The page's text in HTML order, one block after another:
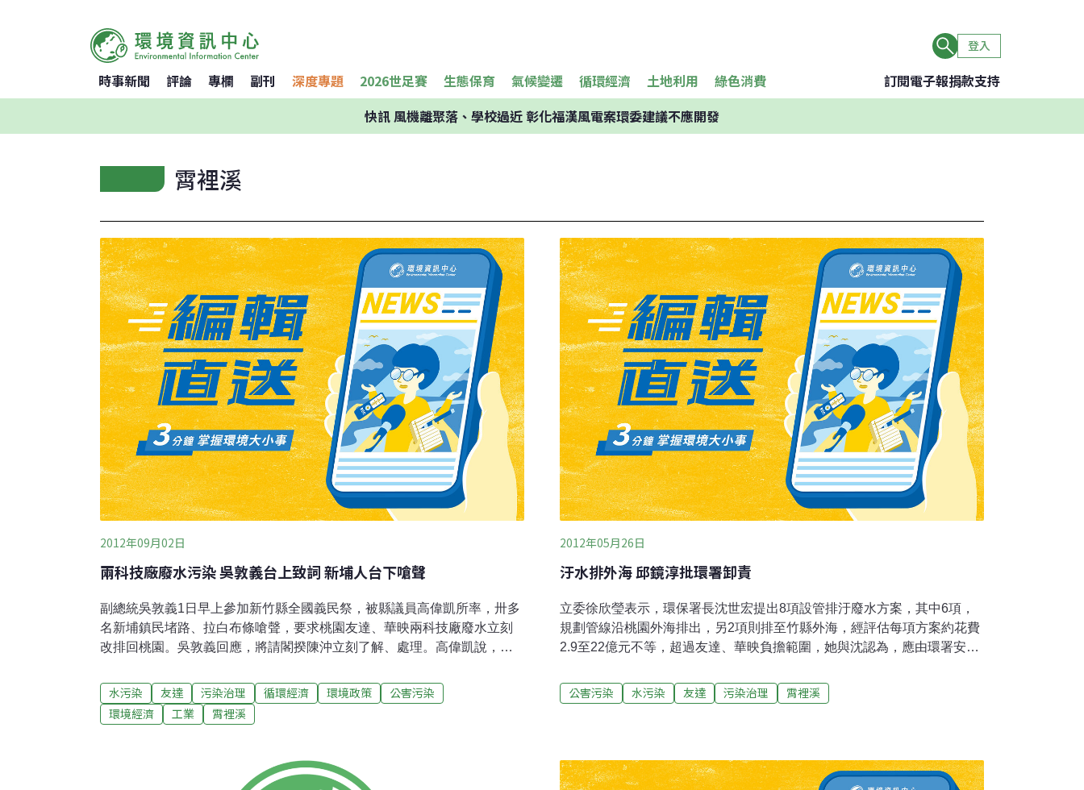
登入
時事新聞 評論 專欄 副刊 深度專題 2026世足賽 生態保育 氣候變遷 循環經濟 土地利用 綠色消費 訂閱電子報捐款支持
快訊風機離聚落、學校過近 彰化福漢風電案環委建議不應開發
霄裡溪
2012年09月02日
兩科技廠廢水污染 吳敦義台上致詞 新埔人台下嗆聲
副總統吳敦義1日早上參加新竹縣全國義民祭，被縣議員高偉凱所率，卅多
名新埔鎮民堵路、拉白布條嗆聲，要求桃園友達、華映兩科技廠廢水立刻
改排回桃園。吳敦義回應，將請閣揆陳沖立刻了解、處理。高偉凱說，友
新竹人，還不遵守中央的相關決議，迄今沒有依照決議把廢水改排回桃園
老街溪去；中央相關部會也長期對此沉默以對。
水污染 友達 污染治理 循環經濟 環境政策
公害污染
環境經濟
工業 霄裡溪
2012年05月26日
汙水排外海 邱鏡淳批環署卸責
立委徐欣瑩表示，環保署長沈世宏提出8項設管排汙廢水方案，其中6項，
規劃管線沿桃園外海排出，另2項則排至竹縣外海，經評估每項方案約花費
2.9至22億元不等，超過友達、華映負擔範圍，她與沈認為，應由環署安排
謀求解決對策。邱鏡淳表示，環署應遵照環評第177號決議，將廢水改排桃
園老街溪，但環署卻以改變霄裡溪水源使用主體解套，竹縣多次赴監察
灌溉當地1400公頃良田，當地也有千名居民未裝設自來水，而使用地下
水，擔心地下水源受滲透污染，近年不少居民罹癌、不舒服，都懷疑是與
公害污染 水污染 友達 污染治理 霄裡溪